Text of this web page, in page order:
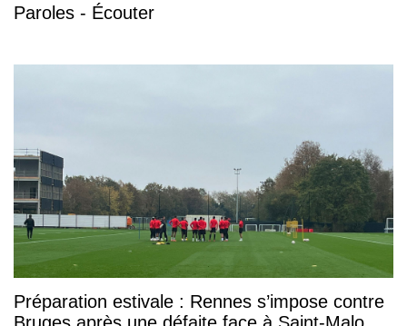
Paroles - Écouter
Préparation estivale : Rennes s’impose contre